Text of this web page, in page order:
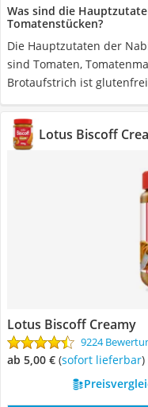
Was sind die
Tomatenstücken?
Die Hauptzutaten der
sind Tomaten,
Brotaufstrich ist
Lotus Biscoff
Lotus Biscoff Creamy
9224
ab 5,00 € ( Sofort lieferbar)